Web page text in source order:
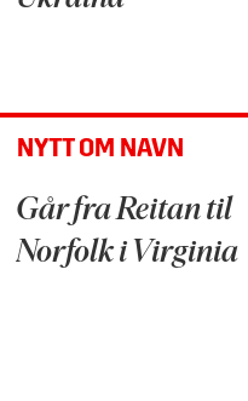
NYTT OM NAVN
Går fra Reitan til
Norfolk i Virginia